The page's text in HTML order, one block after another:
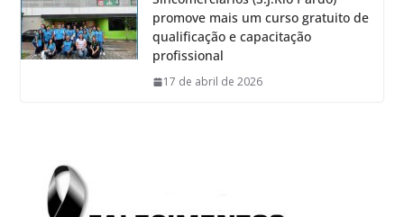
promove mais um curso gratuito de
qualificação e capacitação
profissional
17 de abril de 2026